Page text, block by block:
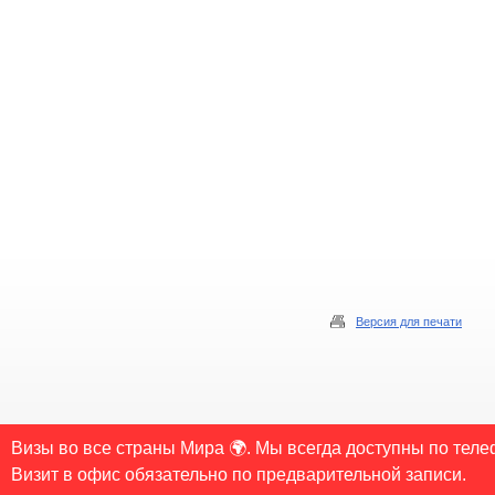
Визы во все страны Мира 🌍. Мы всегда доступны по
Визит в офис обязательно по предварительной записи.
Версия для печати
© 2006-2026 Copyrights «Visa-Spb.ru» Все права защищены. Свободное
обязательной для каждого взятого текста. Во всех остальных случаях требуется